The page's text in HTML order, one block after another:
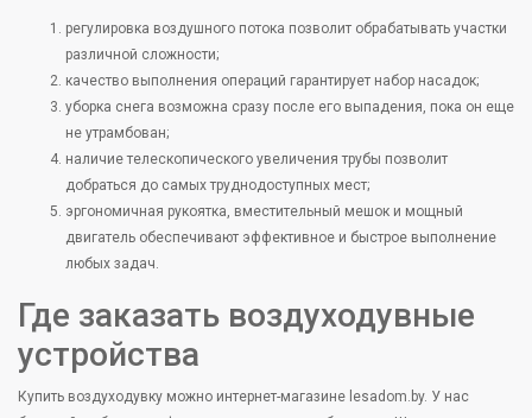
регулировка воздушного потока позволит обрабатывать участки
различной сложности;
качество выполнения операций гарантирует набор насадок;
уборка снега возможна сразу после его выпадения, пока он еще
не утрамбован;
наличие телескопического увеличения трубы позволит
добраться до самых труднодоступных мест;
эргономичная рукоятка, вместительный мешок и мощный
двигатель обеспечивают эффективное и быстрое выполнение
любых задач.
Где заказать воздуходувные
устройства
Купить воздуходувку можно интернет-магазине lesadom.by. У нас